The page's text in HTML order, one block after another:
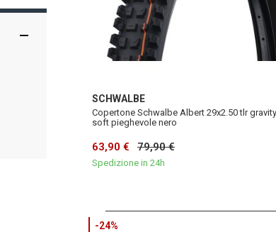
SCHWALBE
Copertone Schwalbe Albert 29x2.50 tlr
soft pieghevole nero
63,90 € 79,90 €
Spedizione in 24h
-24%